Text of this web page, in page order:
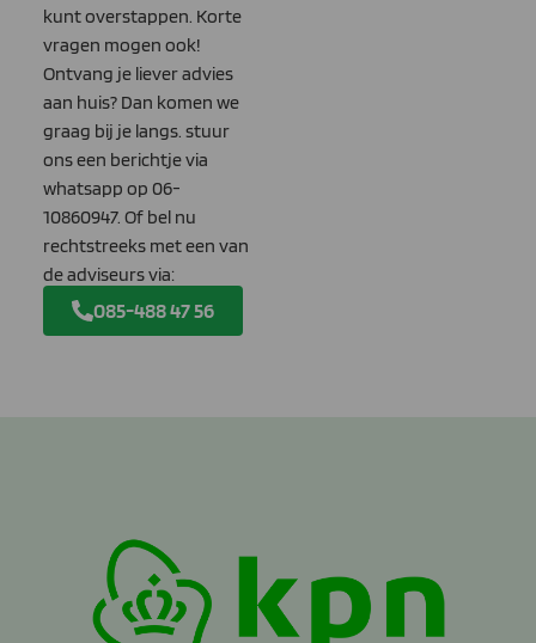
kunt overstappen. Korte
vragen mogen ook!
Ontvang je liever advies
aan huis? Dan komen we
graag bij je langs. stuur
ons een berichtje via
whatsapp op 06-
10860947. Of bel nu
rechtstreeks met een van
de adviseurs via:
085-488 47 56